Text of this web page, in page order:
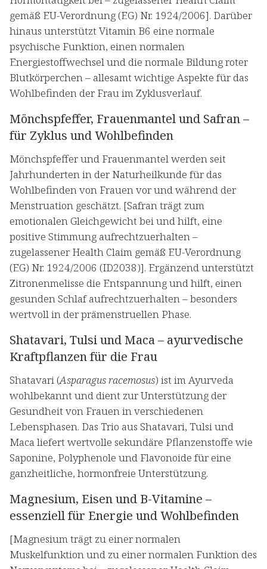
gemäß EU-Verordnung (EG) Nr. 1924/2006]. Darüber
hinaus unterstützt Vitamin B6 eine normale
psychische Funktion, einen normalen
Energiestoffwechsel und die normale Bildung roter
Blutkörperchen – allesamt wichtige Aspekte für das
Wohlbefinden der Frau im Zyklusverlauf.
Mönchspfeffer, Frauenmantel und Safran –
für Zyklus und Wohlbefinden
Mönchspfeffer und Frauenmantel werden seit
Jahrhunderten in der Naturheilkunde für das
Wohlbefinden von Frauen vor und während der
Menstruation geschätzt. [Safran trägt zum
emotionalen Gleichgewicht bei und hilft, eine
positive Stimmung aufrechtzuerhalten –
zugelassener Health Claim gemäß EU-Verordnung
(EG) Nr. 1924/2006 (ID2038)]. Ergänzend unterstützt
Zitronenmelisse die Entspannung und hilft, einen
gesunden Schlaf aufrechtzuerhalten – besonders
wertvoll in der prämenstruellen Phase.
Shatavari, Tulsi und Maca – ayurvedische
Kraftpflanzen für die Frau
Shatavari (Asparagus racemosus) ist im Ayurveda
wohlbekannt und dient zur Unterstützung der
Gesundheit von Frauen in verschiedenen
Lebensphasen. Das Trio aus Shatavari, Tulsi und
Maca liefert wertvolle sekundäre Pflanzenstoffe wie
Saponine, Polyphenole und Flavonoide für eine
ganzheitliche, hormonfreie Unterstützung.
Magnesium, Eisen und B-Vitamine –
essenziell für Energie und Wohlbefinden
[Magnesium trägt zu einer normalen
Muskelfunktion und zu einer normalen Funktion des